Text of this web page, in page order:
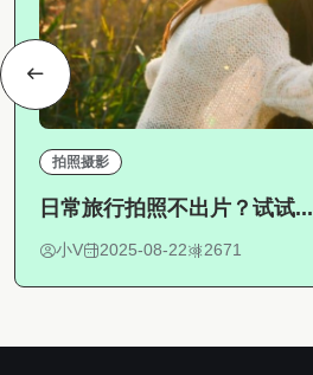
拍照摄影
日常旅行拍照不出片？试试...
小V 2025-08-22 2671